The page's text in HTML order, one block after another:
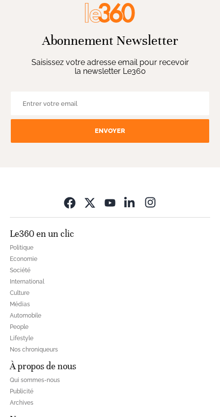
Abonnement Newsletter
Saisissez votre adresse email pour recevoir
la newsletter Le360
ENVOYER
Le360 en un clic
Politique
Economie
Société
International
Culture
Médias
Automobile
People
Lifestyle
Nos chroniqueurs
À propos de nous
Qui sommes-nous
Publicité
Archives